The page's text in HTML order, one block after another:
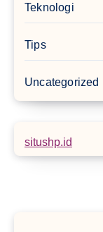
Teknologi
Tips
Uncategorized
situshp.id